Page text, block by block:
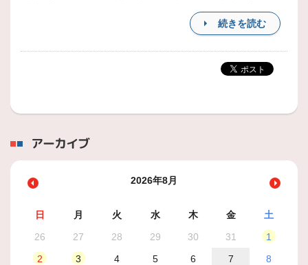
続きを読む
アーカイブ
2026年8月
日 月 火 水 木 金
土
26
27 28 29 30 31
1
2
3 4 5 6 7
8